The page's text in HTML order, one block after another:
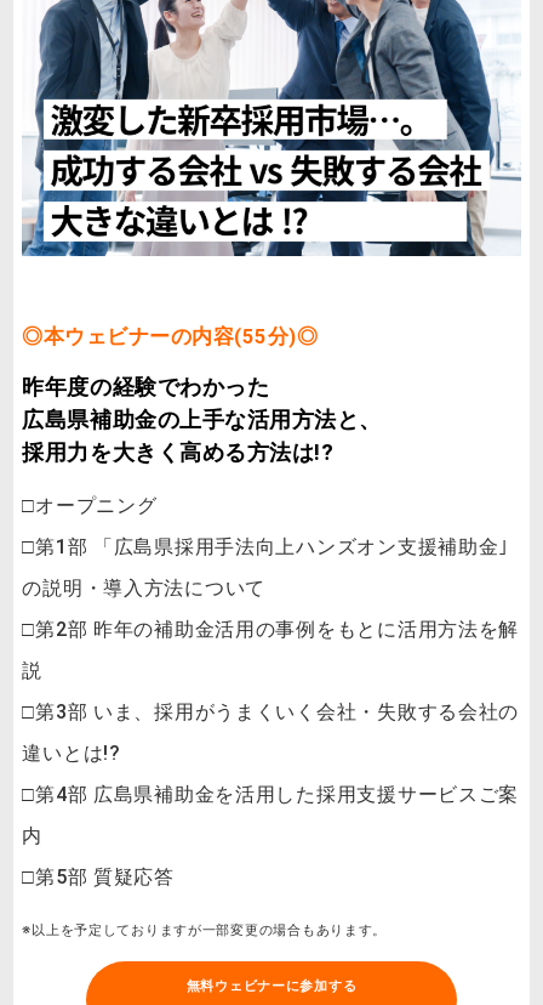
◎本ウェビナーの内容(55分)◎
昨年度の経験でわかった
広島県補助金の上手な活用方法と、
採用力を大きく高める方法は!?
□オープニング
□第1部 「広島県採用手法向上ハンズオン支援補助金｣
の説明・導入方法について
□第2部 昨年の補助金活用の事例をもとに活用方法を解
説
□第3部 いま、採用がうまくいく会社・失敗する会社の
違いとは!?
□第4部 広島県補助金を活用した採用支援サービスご案
内
□第5部 質疑応答
※以上を予定しておりますが一部変更の場合もあります。
無料ウェビナーに参加する